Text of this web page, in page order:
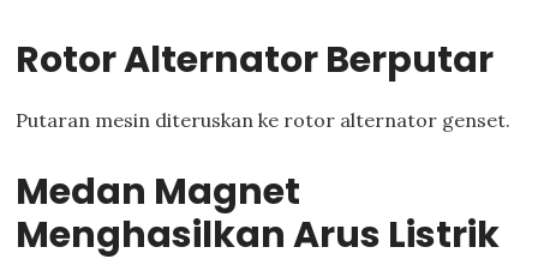
Rotor Alternator Berputar
Putaran mesin diteruskan ke rotor alternator genset.
Medan Magnet
Menghasilkan Arus Listrik